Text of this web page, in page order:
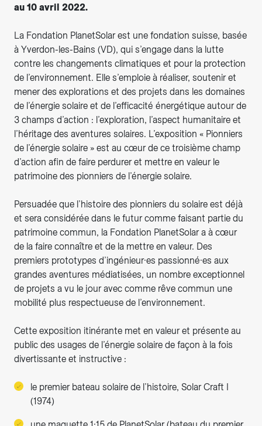
au 10 avril 2022.
La Fondation PlanetSolar est une fondation suisse, basée
à Yverdon-les-Bains (VD), qui s’engage dans la lutte
contre les changements climatiques et pour la protection
de l’environnement. Elle s’emploie à réaliser, soutenir et
mener des explorations et des projets dans les domaines
de l’énergie solaire et de l’efficacité énergétique autour de
3 champs d’action : l’exploration, l’aspect humanitaire et
l’héritage des aventures solaires. L’exposition « Pionniers
de l’énergie solaire » est au cœur de ce troisième champ
d’action afin de faire perdurer et mettre en valeur le
patrimoine des pionniers de l’énergie solaire.
Persuadée que l’histoire des pionniers du solaire est déjà
et sera considérée dans le futur comme faisant partie du
patrimoine commun, la Fondation PlanetSolar a à cœur
de la faire connaître et de la mettre en valeur. Des
premiers prototypes d’ingénieur·es passionné·es aux
grandes aventures médiatisées, un nombre exceptionnel
de projets a vu le jour avec comme rêve commun une
mobilité plus respectueuse de l’environnement.
Cette exposition itinérante met en valeur et présente au
public des usages de l’énergie solaire de façon à la fois
divertissante et instructive :
le premier bateau solaire de l’histoire, Solar Craft I
(1974)